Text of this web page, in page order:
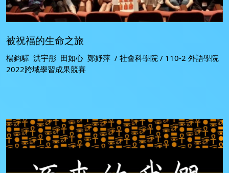
被祝福的生命之旅
楊鈞驛 洪宇彤 田如心 鄭妤萍 / 社會科學院 / 110-2 外語學院
2022跨域學習成果競賽